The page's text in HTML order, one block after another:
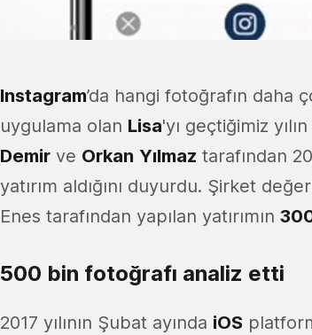
Instagram’da hangi fotoğrafın daha
uygulama olan Lisa'yı geçtiğimiz
Demir ve Orkan Yılmaz tarafından
yatırım aldığını duyurdu. Şirket
Enes tarafından yapılan yatırımın
500 bin fotoğrafı analiz etti
2017 yılının Şubat ayında iOS